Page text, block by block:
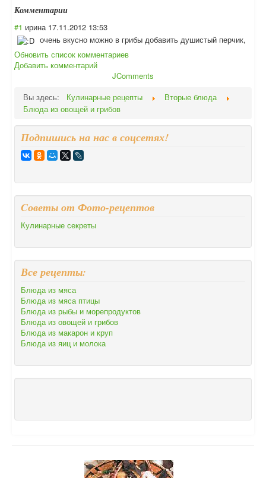
Комментарии
#1 ирина 17.11.2012 13:53
очень вкусно можно в грибы добавить душистый перчик,
Обновить список комментариев
Добавить комментарий
JComments
Вы здесь:
Кулинарные рецепты
Вторые блюда
Блюда из овощей и грибов
Подпишись на нас в соцсетях!
Cоветы от Фото-рецептов
Кулинарные секреты
Все рецепты:
Блюда из мяса
Блюда из мяса птицы
Блюда из рыбы и морепродуктов
Блюда из овощей и грибов
Блюда из макарон и круп
Блюда из яиц и молока